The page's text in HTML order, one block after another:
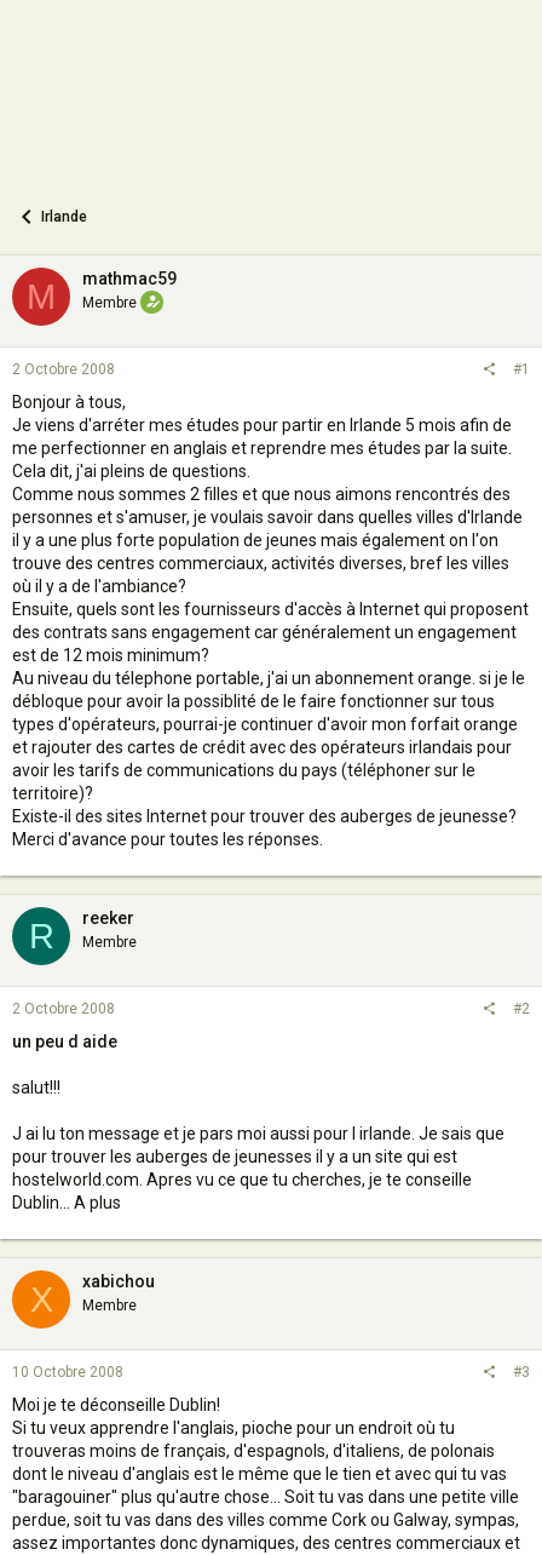
Irlande
M mathmac59
Membre
2 Octobre 2008 #1
Bonjour à tous,
Je viens d'arréter mes études pour partir en Irlande 5 mois afin de
me perfectionner en anglais et reprendre mes études par la suite.
Cela dit, j'ai pleins de questions.
Comme nous sommes 2 filles et que nous aimons rencontrés des
personnes et s'amuser, je voulais savoir dans quelles villes d'Irlande
il y a une plus forte population de jeunes mais également on l'on
trouve des centres commerciaux, activités diverses, bref les villes
où il y a de l'ambiance?
Ensuite, quels sont les fournisseurs d'accès à Internet qui proposent
des contrats sans engagement car généralement un engagement
est de 12 mois minimum?
Au niveau du télephone portable, j'ai un abonnement orange. si je le
débloque pour avoir la possiblité de le faire fonctionner sur tous
types d'opérateurs, pourrai-je continuer d'avoir mon forfait orange
et rajouter des cartes de crédit avec des opérateurs irlandais pour
avoir les tarifs de communications du pays (téléphoner sur le
territoire)?
Existe-il des sites Internet pour trouver des auberges de jeunesse?
Merci d'avance pour toutes les réponses.
R reeker
Membre
2 Octobre 2008 #2
un peu d aide
salut!!!
J ai lu ton message et je pars moi aussi pour l irlande. Je sais que
pour trouver les auberges de jeunesses il y a un site qui est
hostelworld.com. Apres vu ce que tu cherches, je te conseille
Dublin... A plus
X xabichou
Membre
10 Octobre 2008 #3
Moi je te déconseille Dublin!
Si tu veux apprendre l'anglais, pioche pour un endroit où tu
trouveras moins de français, d'espagnols, d'italiens, de polonais
dont le niveau d'anglais est le même que le tien et avec qui tu vas
"baragouiner" plus qu'autre chose... Soit tu vas dans une petite ville
perdue, soit tu vas dans des villes comme Cork ou Galway, sympas,
assez importantes donc dynamiques, des centres commerciaux et